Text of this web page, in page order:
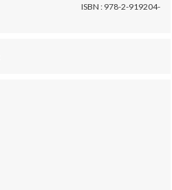
ISBN : 978-2-919204-